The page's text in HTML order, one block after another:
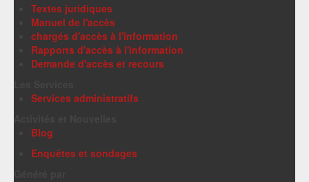
Textes juridiques
Manuel de l'accès
chargés d'accès à l'information
Rapports d'accès à l'information
Demande d'accès et recours
Services administratifs
Blog
Enquêtes et sondages